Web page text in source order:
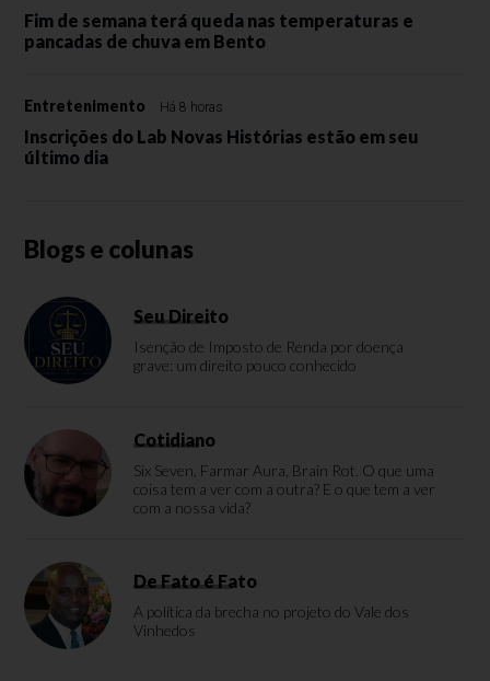
Fim de semana terá queda nas temperaturas e
pancadas de chuva em Bento
Entretenimento Há 8 horas
Inscrições do Lab Novas Histórias estão em seu
último dia
Blogs e colunas
Seu Direito
Isenção de Imposto de Renda por doença
grave: um direito pouco conhecido
Cotidiano
Six Seven, Farmar Aura, Brain Rot. O que uma
coisa tem a ver com a outra? E o que tem a ver
com a nossa vida?
De Fato é Fato
A política da brecha no projeto do Vale dos
Vinhedos